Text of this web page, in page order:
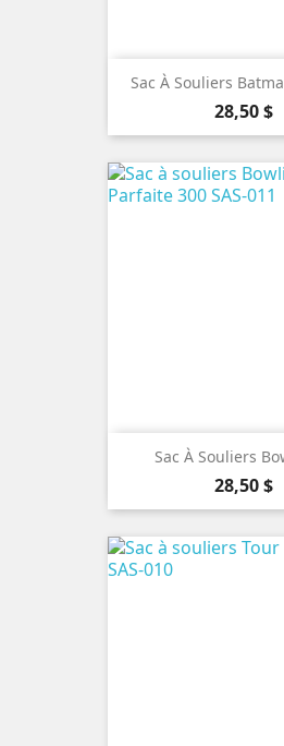
Sac À Souliers
Prix
28,50 $
Sac À Souliers
Prix
28,50 $